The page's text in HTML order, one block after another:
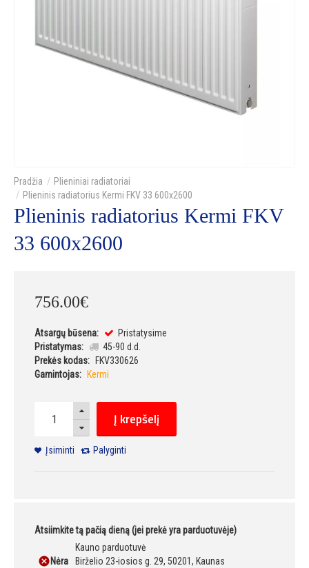
Plieniniai radiatoriai
Plieninis radiatorius Kermi FKV 33 600x2600
Plieninis radiatorius Kermi FKV
33 600x2600
756.00€
Atsargų būsena:
Pristatysime
Pristatymas:
45-90 d.d.
Prekės kodas:
FKV330626
Gamintojas:
Kermi
Į krepšelį
Įsiminti Palyginti
Atsiimkite tą pačią dieną (jei prekė yra parduotuvėje)
Nėra
Kauno parduotuvė
Birželio 23-iosios g. 29, 50201, Kaunas